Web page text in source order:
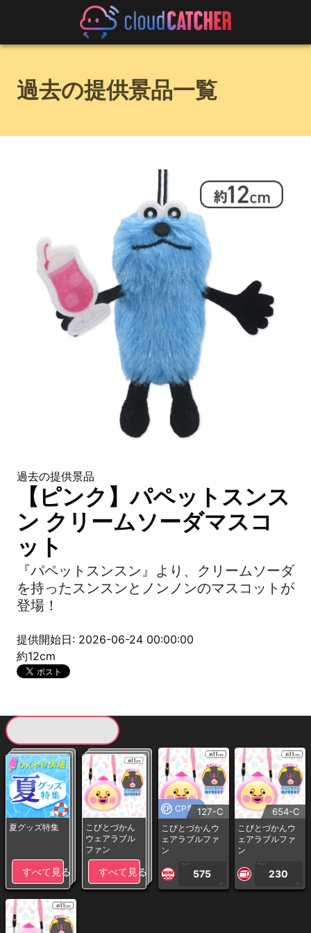
過去の提供景品一覧
過去の提供景品
【ピンク】パペットスンス
ン クリームソーダマスコ
ット
『パペットスンスン』より、クリームソーダ
を持ったスンスンとノンノンのマスコットが
登場！
提供開始日: 2026-06-24 00:00:00
約12cm
夏グッズ特集
すべて見る
こびとづかん
ウェアラブル
ファン
すべて見る
CP専用127-C
こびとづかんウ
ェアラブルファ
ン
1PLAY
575
CP
654-C
こびとづかんウ
ェアラブルファ
ン
1PLAY
230
CP